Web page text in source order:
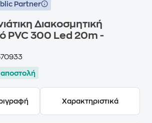
Partner
Διακοσμητική
PVC 300 Led 20m -
αποστολή
Χαρακτηριστικά